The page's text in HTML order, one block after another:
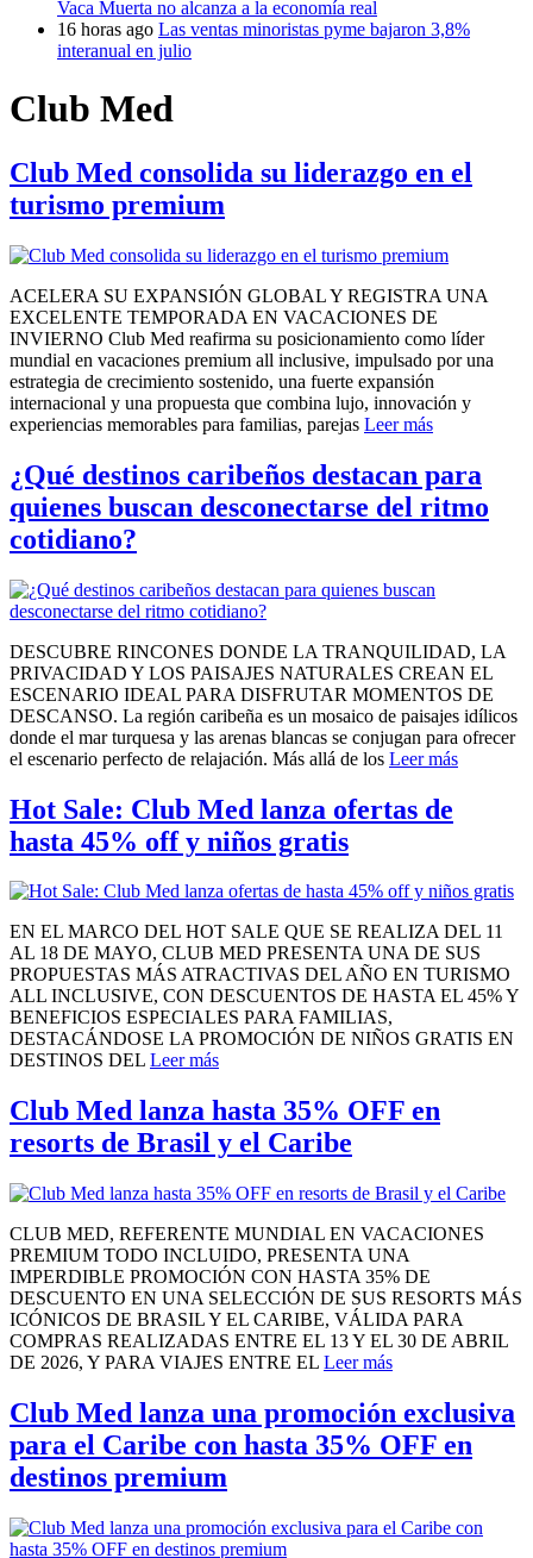
Vaca Muerta no alcanza a la economía real
16 horas ago Las ventas minoristas pyme bajaron 3,8%
interanual en julio
Club Med
Club Med consolida su liderazgo en el
turismo premium
ACELERA SU EXPANSIÓN GLOBAL Y REGISTRA UNA
EXCELENTE TEMPORADA EN VACACIONES DE
INVIERNO Club Med reafirma su posicionamiento como líder
mundial en vacaciones premium all inclusive, impulsado por una
estrategia de crecimiento sostenido, una fuerte expansión
internacional y una propuesta que combina lujo, innovación y
experiencias memorables para familias, parejas Leer más
¿Qué destinos caribeños destacan para
quienes buscan desconectarse del ritmo
cotidiano?
DESCUBRE RINCONES DONDE LA TRANQUILIDAD, LA
PRIVACIDAD Y LOS PAISAJES NATURALES CREAN EL
ESCENARIO IDEAL PARA DISFRUTAR MOMENTOS DE
DESCANSO. La región caribeña es un mosaico de paisajes idílicos
donde el mar turquesa y las arenas blancas se conjugan para ofrecer
el escenario perfecto de relajación. Más allá de los Leer más
Hot Sale: Club Med lanza ofertas de
hasta 45% off y niños gratis
EN EL MARCO DEL HOT SALE QUE SE REALIZA DEL 11
AL 18 DE MAYO, CLUB MED PRESENTA UNA DE SUS
PROPUESTAS MÁS ATRACTIVAS DEL AÑO EN TURISMO
ALL INCLUSIVE, CON DESCUENTOS DE HASTA EL 45% Y
BENEFICIOS ESPECIALES PARA FAMILIAS,
DESTACÁNDOSE LA PROMOCIÓN DE NIÑOS GRATIS EN
DESTINOS DEL Leer más
Club Med lanza hasta 35% OFF en
resorts de Brasil y el Caribe
CLUB MED, REFERENTE MUNDIAL EN VACACIONES
PREMIUM TODO INCLUIDO, PRESENTA UNA
IMPERDIBLE PROMOCIÓN CON HASTA 35% DE
DESCUENTO EN UNA SELECCIÓN DE SUS RESORTS MÁS
ICÓNICOS DE BRASIL Y EL CARIBE, VÁLIDA PARA
COMPRAS REALIZADAS ENTRE EL 13 Y EL 30 DE ABRIL
DE 2026, Y PARA VIAJES ENTRE EL Leer más
Club Med lanza una promoción exclusiva
para el Caribe con hasta 35% OFF en
destinos premium